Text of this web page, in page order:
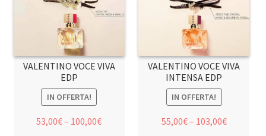
VALENTINO VOCE VIVA
EDP
IN OFFERTA!
53,00€– 100,00€
VALENTINO VOCE VIVA
INTENSA EDP
IN OFFERTA!
55,00€– 103,00€